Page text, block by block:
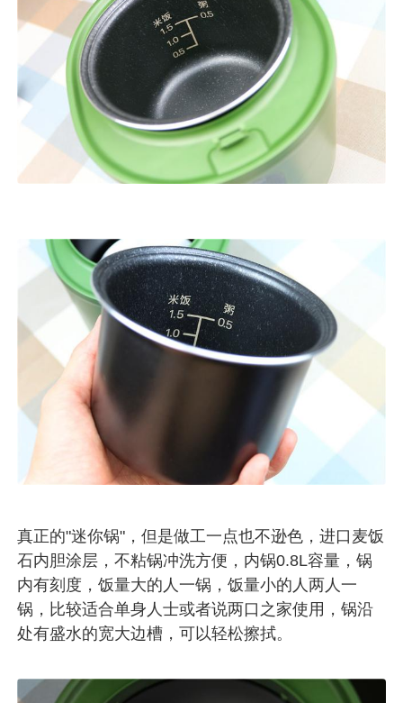
真正的"迷你锅"，但是做工一点也不逊色，进口麦饭
石内胆涂层，不粘锅冲洗方便，内锅0.8L容量，锅
内有刻度，饭量大的人一锅，饭量小的人两人一
锅，比较适合单身人士或者说两口之家使用，锅沿
处有盛水的宽大边槽，可以轻松擦拭。